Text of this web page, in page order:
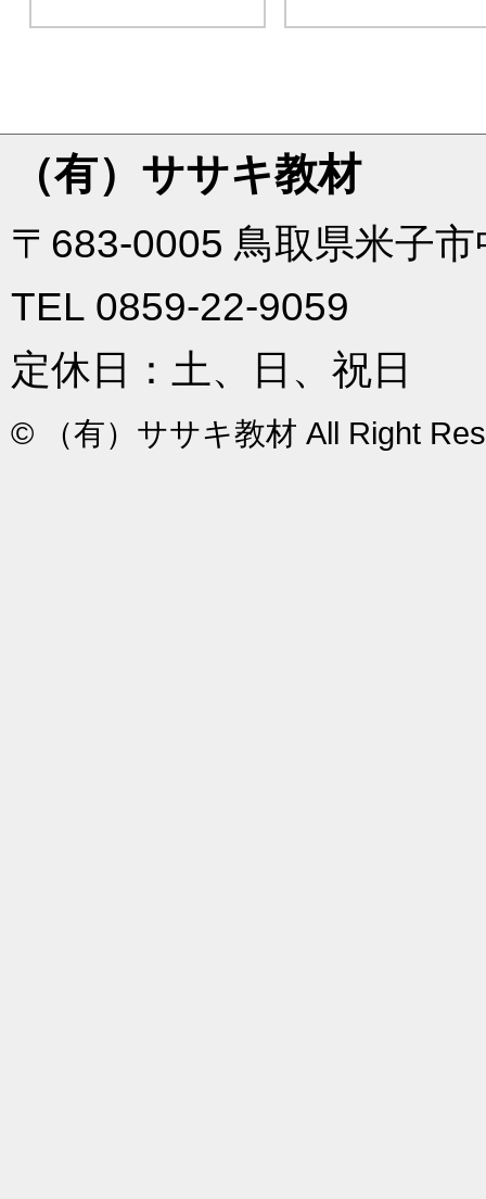
（有）ササキ教材
〒683-0005 鳥取県米子
TEL 0859-22-9059
定休日：土、日、祝日
© （有）ササキ教材 All Right